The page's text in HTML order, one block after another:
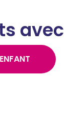
avec